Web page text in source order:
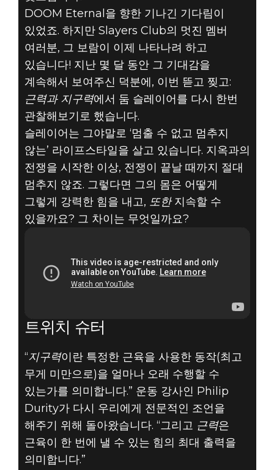
DOOM® Eternal
2020년 3월 15일
뜯고 찢고 #7 -
근력 VS 지구력
DOOM Eternal을 향한 기나긴 기다림이
있었죠. 하지만 Slayers Club의 멋진 멤버
여러분, 그 보람이 이제 나타나려 하고
있습니다! 지난 몇 달 동안 그 기대감을
계속해서 보여주신 덕분에, 이번 뜯고 찢고:
근력과 지구력에서 둠 슬레이어를 다시 한번
관찰해보기로 했습니다.
슬레이어는 그야말로 ‘멈출 수 없고 멈추지
않는’ 라이프스타일을 살고 있습니다. 지옥과의
전쟁을 시작한 이상, 전쟁이 끝날 때까지 절대
멈추지 않죠. 그렇다면 그의 몸은 어떻게
그렇게 강력한 힘을 내고, 또한지속할 수
있을까요? 그 차이는 무엇일까요?
트위치 슈터
“지구력이란 특정한 근육을 사용한 동작(최고
무게 미만으로)을 얼마나 오래 수행할 수
있는가를 의미합니다.” 운동 강사인 Philip
Durity가 다시 우리에게 전문적인 조언을
해주기 위해 돌아왔습니다. “그리고 근력은
근육이 한 번에 낼 수 있는 힘의 최대 출력을
의미합니다.”